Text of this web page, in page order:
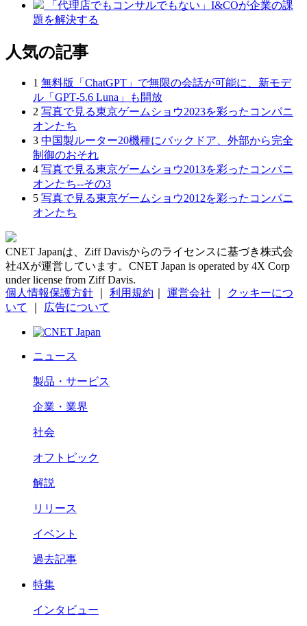
「代理店でもコンサルでもない」I&COが企業の課
題を解決する
人気の記事
1 無料版「ChatGPT」で無限の会話が可能に、新モデ
ル「GPT‑5.6 Luna」も開放
2 写真で見る東京ゲームショウ2023を彩ったコンパニ
オンたち
3 中国製ルーター20機種にバックドア、外部から完全
制御のおそれ
4 写真で見る東京ゲームショウ2013を彩ったコンパニ
オンたち--その3
5 写真で見る東京ゲームショウ2012を彩ったコンパニ
オンたち
CNET Japanは、Ziff Davisからのライセンスに基づき株式会
社4Xが運営しています。CNET Japan is operated by 4X Corp
under license from Ziff Davis.
個人情報保護方針
利用規約 運営会社
クッキーにつ
いて
広告について
ニュース
製品・サービス
企業・業界
社会
オフトピック
解説
リリース
イベント
過去記事
特集
インタビュー